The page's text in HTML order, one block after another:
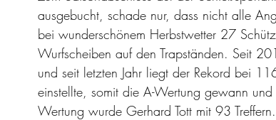
ausgebucht, schade nur, dass nicht alle
bei wunderschönem Herbstwetter 27
Wurfscheiben auf den Trapständen. Seit
und seit letzten Jahr liegt der Rekord bei
einstellte, somit die A-Wertung gewann
Wertung wurde Gerhard Tott mit 93